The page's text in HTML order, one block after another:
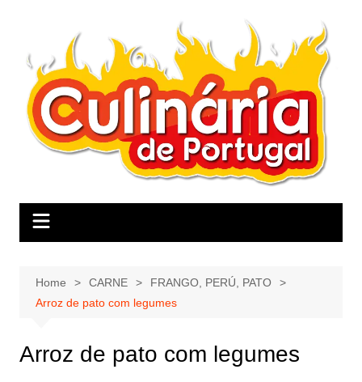
Home CARNE
FRANGO, PERÚ, PATO
Arroz de pato com legumes
Arroz de pato com legumes